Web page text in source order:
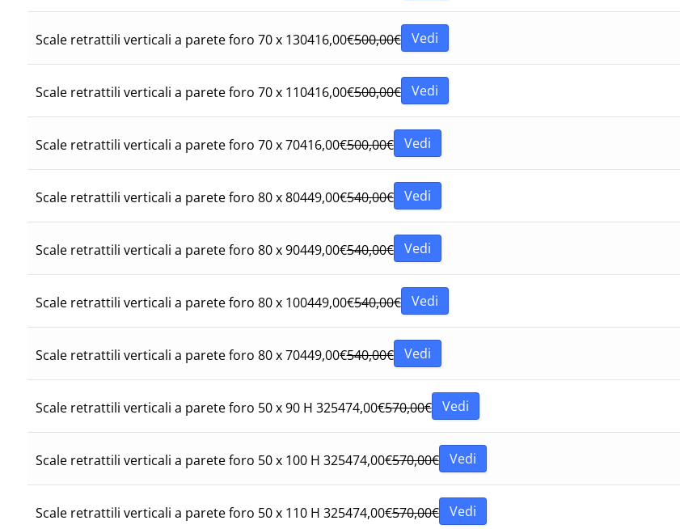
Scale retrattili verticali a parete foro 70 x 130416,00€500,00€ Vedi
Scale retrattili verticali a parete foro 70 x 110416,00€500,00€ Vedi
Scale retrattili verticali a parete foro 70 x 70416,00€500,00€ Vedi
Scale retrattili verticali a parete foro 80 x 80449,00€540,00€ Vedi
Scale retrattili verticali a parete foro 80 x 90449,00€540,00€ Vedi
Scale retrattili verticali a parete foro 80 x 100449,00€540,00€ Vedi
Scale retrattili verticali a parete foro 80 x 70449,00€540,00€ Vedi
Scale retrattili verticali a parete foro 50 x 90 H 325474,00€570,00€ Vedi
Scale retrattili verticali a parete foro 50 x 100 H 325474,00€570,00€ Vedi
Scale retrattili verticali a parete foro 50 x 110 H 325474,00€570,00€ Vedi